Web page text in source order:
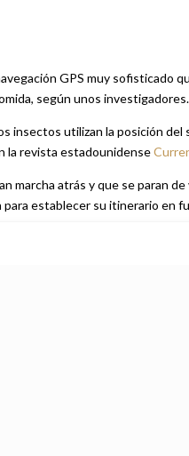
GPS muy sofisticado
según unos investigadores.
insectos utilizan la posición del
la revista estadounidense
marcha atrás y que se paran
establecer su itinerario en